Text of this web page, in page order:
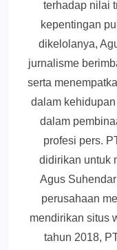
terhadap nilai
kepentingan
dikelolanya,
jurnalisme
serta
dalam
dalam
profesi pers.
didirikan untuk
Agus
perusahaan
mendirikan situs
tahun 2018,